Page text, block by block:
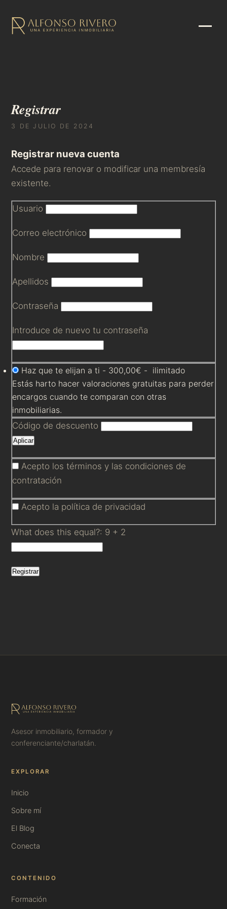
Registrar
3 DE JULIO DE 2024
Registrar nueva cuenta
Accede para renovar o modificar una membresía
existente.
Usuario
Correo electrónico
Nombre
Apellidos
Contraseña
Introduce de nuevo tu contraseña
Haz que te elijan a ti - 300,00€ - ilimitado
Estás harto hacer valoraciones gratuitas para perder
encargos cuando te comparan con otras
inmobiliarias.
Código de descuento
Aplicar
Acepto los términos y las condiciones de
contratación
Acepto la política de privacidad
What does this equal?: 9 + 2
Asesor inmobiliario, formador y
conferenciante/charlatán.
EXPLORAR
Inicio
Sobre mí
El Blog
Conecta
CONTENIDO
Formación